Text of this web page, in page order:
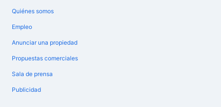
Quiénes somos
Empleo
Anunciar una propiedad
Propuestas comerciales
Sala de prensa
Publicidad